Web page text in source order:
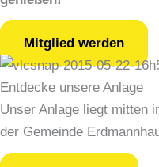
Mitglied werden
Entdecke unsere Anlage
Unser Anlage liegt mitten
der Gemeinde